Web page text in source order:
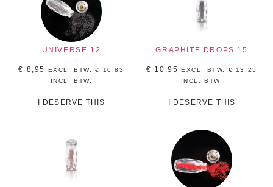
UNIVERSE 12
€ 8,95 EXCL. BTW.€
10,83
INCL, BTW.
I DESERVE THIS
GRAPHITE DROPS 15
€ 10,95 EXCL. BTW. €
13,25
INCL, BTW.
I DESERVE THIS